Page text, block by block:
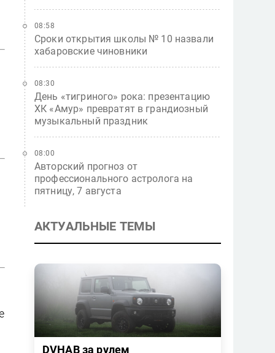
Сроки открытия школы № 10 назвали
хабаровские чиновники
08:58
День «тигриного» рока: презентацию
ХК «Амур» превратят в грандиозный
музыкальный праздник
08:30
Авторский прогноз от
профессионального астролога на
пятницу, 7 августа
08:00
АКТУАЛЬНЫЕ ТЕМЫ
DVHAB за рулем